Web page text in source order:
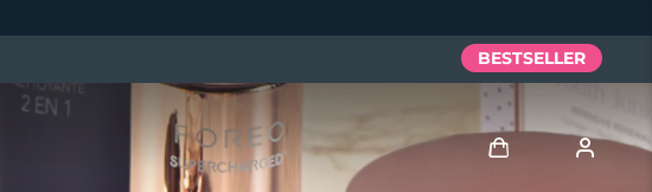
BESTSELLER